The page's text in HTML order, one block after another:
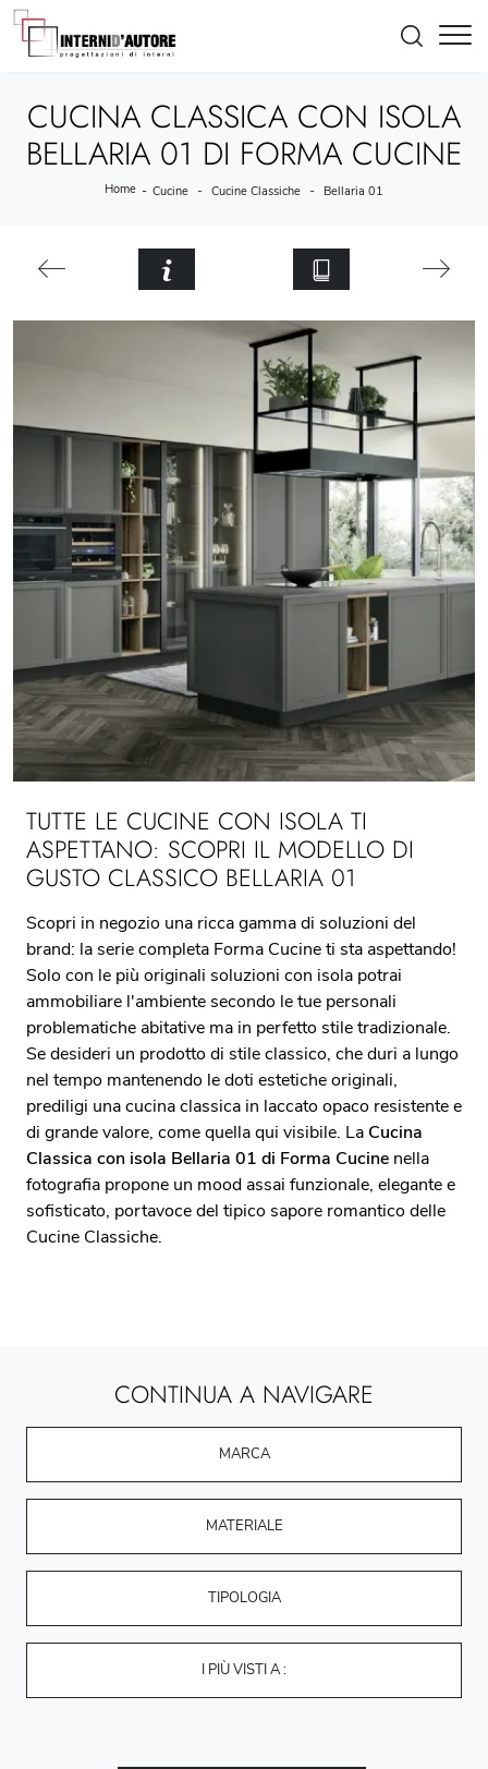
CUCINA CLASSICA CON ISOLA
BELLARIA 01 DI FORMA CUCINE
Home - Cucine - Cucine Classiche - Bellaria 01
TUTTE LE CUCINE CON ISOLA TI
ASPETTANO: SCOPRI IL MODELLO DI
GUSTO CLASSICO BELLARIA 01
Scopri in negozio una ricca gamma di soluzioni del
brand: la serie completa Forma Cucine ti sta aspettando!
Solo con le più originali soluzioni con isola potrai
ammobiliare l'ambiente secondo le tue personali
problematiche abitative ma in perfetto stile tradizionale.
Se desideri un prodotto di stile classico, che duri a lungo
nel tempo mantenendo le doti estetiche originali,
prediligi una cucina classica in laccato opaco resistente e
di grande valore, come quella qui visibile. La Cucina
Classica con isola Bellaria 01 di Forma Cucine nella
fotografia propone un mood assai funzionale, elegante e
sofisticato, portavoce del tipico sapore romantico delle
Cucine Classiche.
CONTINUA A NAVIGARE
MARCA
MATERIALE
TIPOLOGIA
I PIÙ VISTI A :